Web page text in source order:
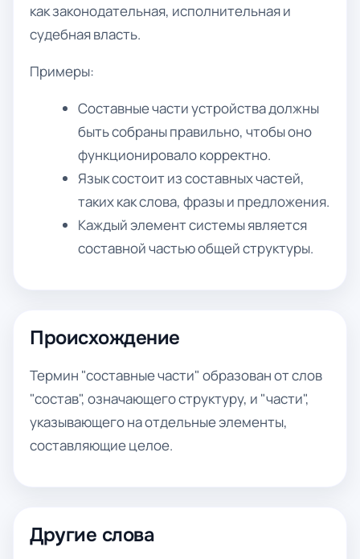
как законодательная, исполнительная и
судебная власть.
Примеры:
Составные части устройства должны
быть собраны правильно, чтобы оно
функционировало корректно.
Язык состоит из составных частей,
таких как слова, фразы и предложения.
Каждый элемент системы является
составной частью общей структуры.
Происхождение
Термин "составные части" образован от слов
"состав", означающего структуру, и "части",
указывающего на отдельные элементы,
составляющие целое.
Другие слова